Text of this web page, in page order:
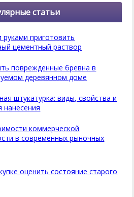
статьи
руками приготовить
цементный раствор
поврежденные бревна в
деревянном доме
штукатурка: виды, свойства и
нанесения
коммерческой
в современных рыночных
оценить состояние старого